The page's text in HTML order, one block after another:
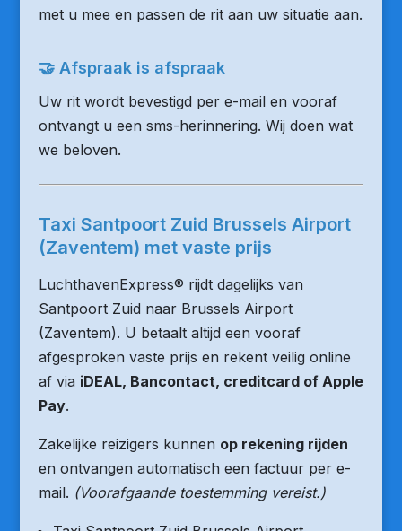
met u mee en passen de rit aan uw situatie aan.
🤝 Afspraak is afspraak
Uw rit wordt bevestigd per e-mail en vooraf
ontvangt u een sms-herinnering. Wij doen wat
we beloven.
Taxi Santpoort Zuid Brussels Airport
(Zaventem) met vaste prijs
LuchthavenExpress® rijdt dagelijks van
Santpoort Zuid naar Brussels Airport
(Zaventem). U betaalt altijd een vooraf
afgesproken vaste prijs en rekent veilig online
af via iDEAL, Bancontact, creditcard of Apple
Pay.
Zakelijke reizigers kunnen op rekening rijden
en ontvangen automatisch een factuur per e-
mail. (Voorafgaande toestemming vereist.)